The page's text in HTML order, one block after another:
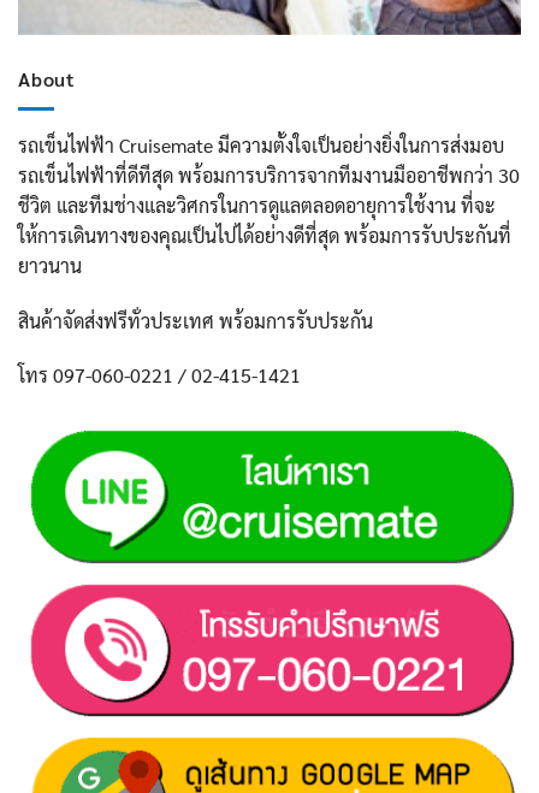
About
รถเข็นไฟฟ้า Cruisemate มีความตั้งใจเป็นอย่างยิ่งในการส่งมอบ
รถเข็นไฟฟ้าที่ดีทีสุด พร้อมการบริการจากทีมงานมืออาชีพกว่า 30
ชีวิต และทีมช่างและวิศกรในการดูแลตลอดอายุการใช้งาน ที่จะ
ให้การเดินทางของคุณเป็นไปได้อย่างดีที่สุด พร้อมการรับประกันที่
ยาวนาน
สินค้าจัดส่งฟรีทั่วประเทศ พร้อมการรับประกัน
โทร 097-060-0221 / 02-415-1421